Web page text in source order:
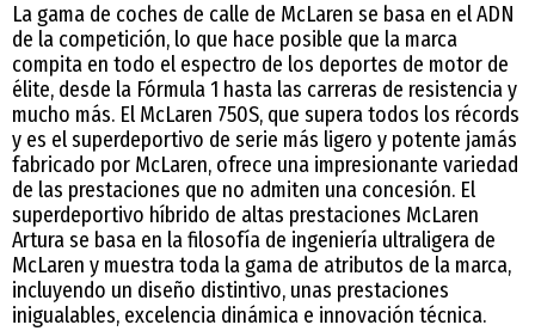
La gama de coches de calle de McLaren se basa en el ADN
de la competición, lo que hace posible que la marca
compita en todo el espectro de los deportes de motor de
élite, desde la Fórmula 1 hasta las carreras de resistencia y
mucho más. El McLaren 750S, que supera todos los récords
y es el superdeportivo de serie más ligero y potente jamás
fabricado por McLaren, ofrece una impresionante variedad
de las prestaciones que no admiten una concesión. El
superdeportivo híbrido de altas prestaciones McLaren
Artura se basa en la filosofía de ingeniería ultraligera de
McLaren y muestra toda la gama de atributos de la marca,
incluyendo un diseño distintivo, unas prestaciones
inigualables, excelencia dinámica e innovación técnica.